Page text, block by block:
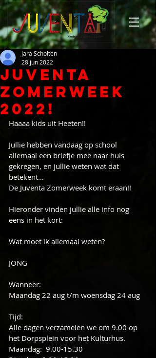
Juventa
zomerweek
2022!
Jara Scholten
28 jun 2022
Haaaa kids uit Heeten!!
Jullie hebben vandaag op school
allemaal een briefje mee naar huis
gekregen, en jullie weten wat dat
betekent…
De Juventa Zomerweek komt eraan!!
Hieronder vinden jullie alle info nog
eens in het kort:
Wat moet ik allemaal weten?
JONG
Wanneer:
Maandag 22 aug t/m woensdag 24 aug
Tijd:
Alle dagen verzamelen we om 9.00 op
het Dorpsplein voor het Kulturhus.
Maandag:  9.00-15.30